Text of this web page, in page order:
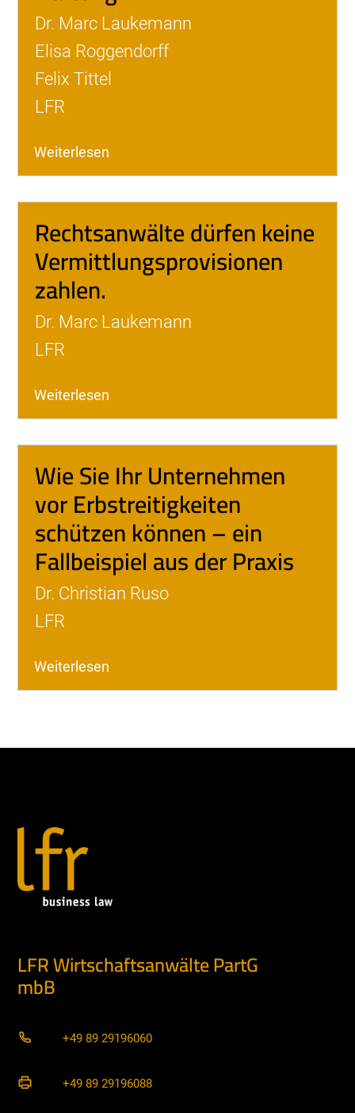
Dr. Marc Laukemann
Elisa Roggendorff
Felix Tittel
LFR
Weiterlesen
Rechtsanwälte dürfen keine
Vermittlungsprovisionen
zahlen.
Dr. Marc Laukemann
LFR
Weiterlesen
Wie Sie Ihr Unternehmen
vor Erbstreitigkeiten
schützen können – ein
Fallbeispiel aus der Praxis
Dr. Christian Ruso
LFR
Weiterlesen
LFR Wirtschaftsanwälte PartG
mbB
+49 89 29196060
+49 89 29196088